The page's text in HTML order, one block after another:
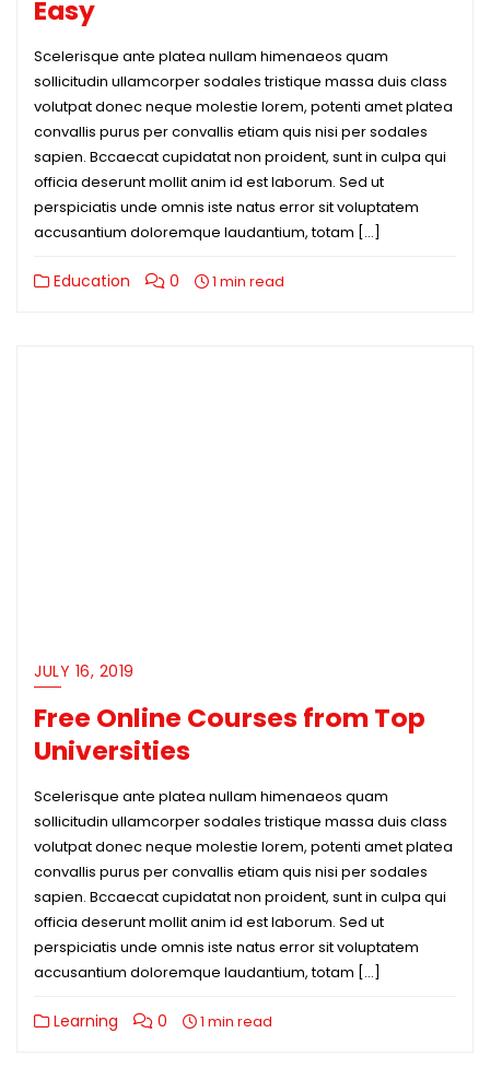
Easy
Scelerisque ante platea nullam himenaeos quam
sollicitudin ullamcorper sodales tristique massa duis class
volutpat donec neque molestie lorem, potenti amet platea
convallis purus per convallis etiam quis nisi per sodales
sapien. Bccaecat cupidatat non proident, sunt in culpa qui
officia deserunt mollit anim id est laborum. Sed ut
perspiciatis unde omnis iste natus error sit voluptatem
accusantium doloremque laudantium, totam […]
Education 0 1 min read
JULY 16, 2019
Free Online Courses from Top
Universities
Scelerisque ante platea nullam himenaeos quam
sollicitudin ullamcorper sodales tristique massa duis class
volutpat donec neque molestie lorem, potenti amet platea
convallis purus per convallis etiam quis nisi per sodales
sapien. Bccaecat cupidatat non proident, sunt in culpa qui
officia deserunt mollit anim id est laborum. Sed ut
perspiciatis unde omnis iste natus error sit voluptatem
accusantium doloremque laudantium, totam […]
Learning 0 1 min read